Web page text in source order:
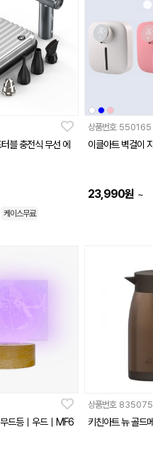
블 충전식 무선 에
케이스무료
상품번호 550165
이클아트 벽걸이
23,990원 ~
드등｜우드｜MF6
상품번호 835075
키친아트 뉴 골드